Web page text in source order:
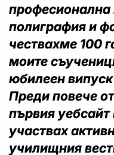
професионална
полиграфия и
чествахме 100
моите
юбилеен
Преди повече
първия
участвах
училищния